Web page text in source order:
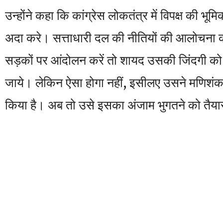
उन्होंने कहा कि कांग्रेस लोकतंत्र में विपक्ष की
अदा करे। सत्ताधारी दल की नीतियों की
सड़कों पर आंदोलन करें तो शायद उसकी जिंदगी
जाये। लेकिन ऐसा होगा नहीं, इसीलए उसने
किया है। अब तो उसे इसका अंजाम भुगतने को तैयार